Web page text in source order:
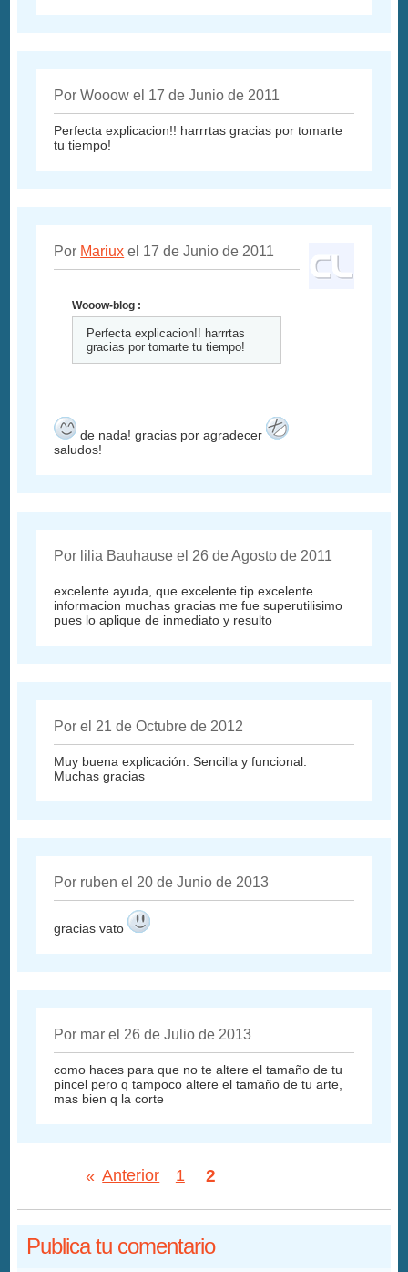
Por Wooow el 17 de Junio de 2011
Perfecta explicacion!! harrrtas gracias por tomarte
tu tiempo!
Por Mariux el 17 de Junio de 2011
Wooow-blog :
Perfecta explicacion!! harrrtas
gracias por tomarte tu tiempo!
de nada! gracias por agradecer
saludos!
Por lilia Bauhause el 26 de Agosto de 2011
excelente ayuda, que excelente tip excelente
informacion muchas gracias me fue superutilisimo
pues lo aplique de inmediato y resulto
Por el 21 de Octubre de 2012
Muy buena explicación. Sencilla y funcional.
Muchas gracias
Por ruben el 20 de Junio de 2013
gracias vato
Por mar el 26 de Julio de 2013
como haces para que no te altere el tamaño de tu
pincel pero q tampoco altere el tamaño de tu arte,
mas bien q la corte
« Anterior 1 2
Publica tu comentario